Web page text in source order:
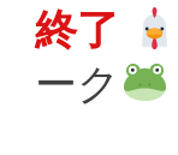
終了
ーク